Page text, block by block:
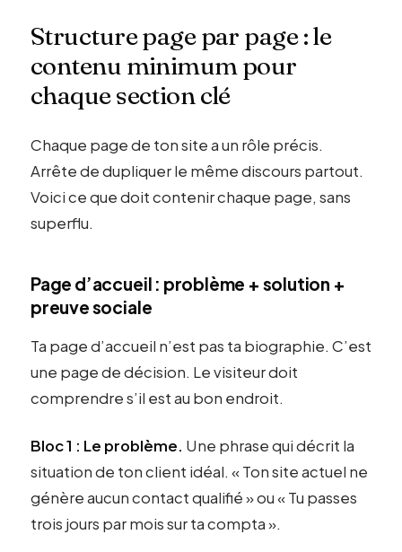
Structure page par page : le
contenu minimum pour
chaque section clé
Chaque page de ton site a un rôle précis.
Arrête de dupliquer le même discours partout.
Voici ce que doit contenir chaque page, sans
superflu.
Page d’accueil : problème + solution +
preuve sociale
Ta page d’accueil n’est pas ta biographie. C’est
une page de décision. Le visiteur doit
comprendre s’il est au bon endroit.
Bloc 1 : Le problème. Une phrase qui décrit la
situation de ton client idéal. « Ton site actuel ne
génère aucun contact qualifié » ou « Tu passes
trois jours par mois sur ta compta ».